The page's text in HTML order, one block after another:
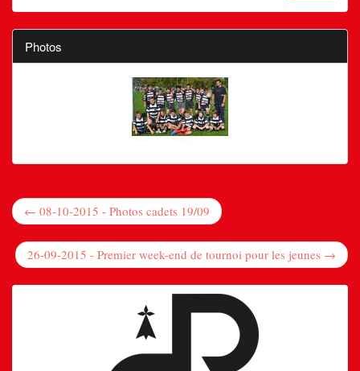
Photos
← 08-10-2015 - Photos cadets 19/09
26-09-2015 - Premier week-end de tournoi pour les jeunes →